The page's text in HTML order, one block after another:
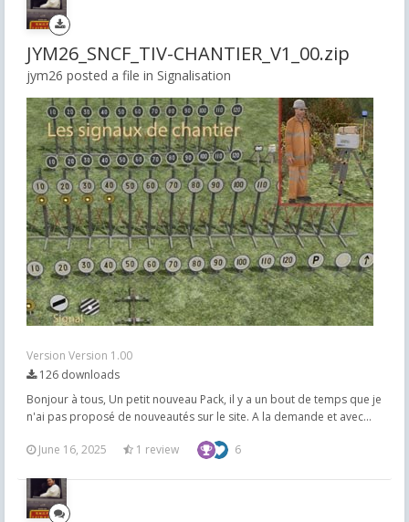
JYM26_SNCF_TIV-CHANTIER_V1_00.zip
jym26 posted a file in Signalisation
Version Version 1.00
126 downloads
Bonjour à tous, Un petit nouveau Pack, il y a un bout de temps que je
n'ai pas proposé de nouveautés sur le site. A la demande et avec...
June 16, 2025 1 review 6